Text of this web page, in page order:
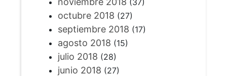
(37)
octubre 2018 (27)
septiembre 2018 (17)
agosto 2018 (15)
julio 2018 (28)
junio 2018 (27)